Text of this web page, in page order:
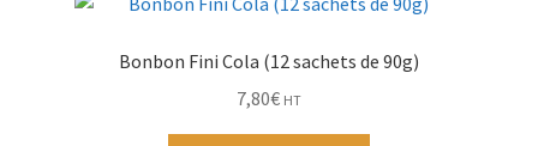
Bonbon Fini Cola (12 sachets de 90g)
7,80€ HT